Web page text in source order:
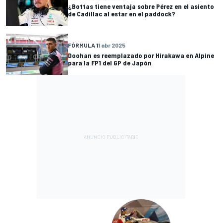
¿Bottas tiene ventaja sobre Pérez en el asiento
de Cadillac al estar en el paddock?
FÓRMULA 11 abr 2025
Doohan es reemplazado por Hirakawa en Alpine
para la FP1 del GP de Japón